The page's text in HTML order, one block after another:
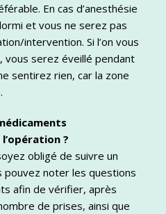
En cas d’anesthésie
et vous ne serez pas
intervention. Si l’on vous
vous serez éveillé pendant
sentirez rien, car la zone
?
obligé de suivre un
pouvez noter les questions
afin de vérifier, après
de prises, ainsi que